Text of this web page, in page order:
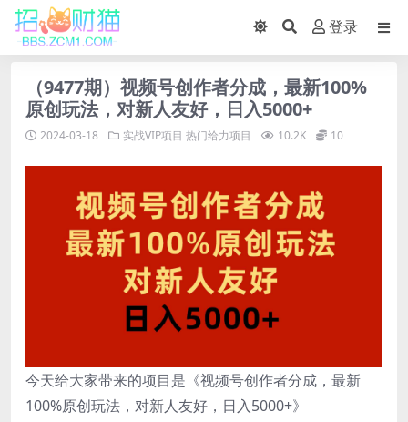
登录
（9477期）视频号创作者分成，最新100%
原创玩法，对新人友好，日入5000+
2024-03-18 实战VIP项目 热门给力项目 10.2K 10
今天给大家带来的项目是《视频号创作者分成，最新
100%原创玩法，对新人友好，日入5000+》